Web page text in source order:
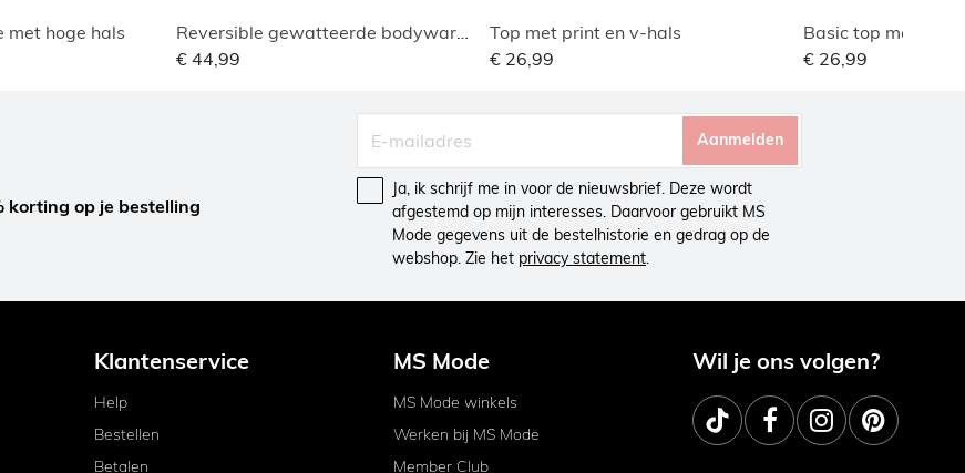
met hoge hals
Reversible gewatteerde bodywarmer
€ 44,99
Top met print en v-hals
€ 26,99
Basic top met
€ 26,99
korting op je bestelling
Aanmelden
Ja, ik schrijf me in voor de nieuwsbrief. Deze wordt
afgestemd op mijn interesses. Daarvoor gebruikt MS
Mode gegevens uit de bestelhistorie en gedrag op de
webshop. Zie het privacy statement.
Klantenservice
Help
Bestellen
Betalen
MS Mode
MS Mode winkels
Werken bij MS Mode
Member Club
Wil je ons volgen?